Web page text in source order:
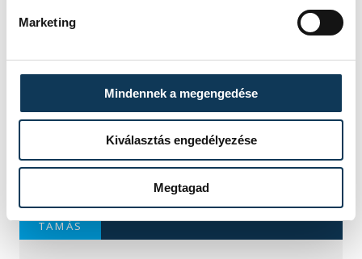
Marketing
Mindennek a megengedése
Kiválasztás engedélyezése
Megtagad
TOVÁBBI CIKKEK
TAMÁS